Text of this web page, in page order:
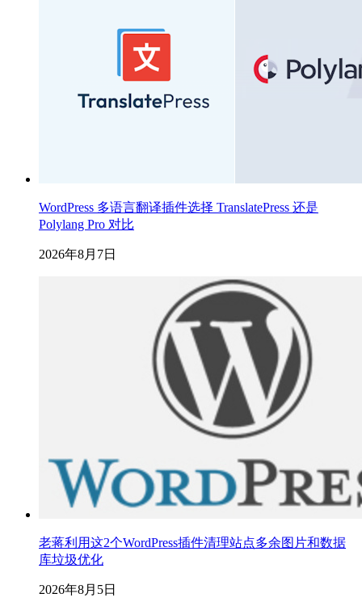
WordPress 多语言翻译插件选择 TranslatePress 还是
Polylang Pro 对比
2026年8月7日
老蒋利用这2个WordPress插件清理站点多余图片和数据
库垃圾优化
2026年8月5日